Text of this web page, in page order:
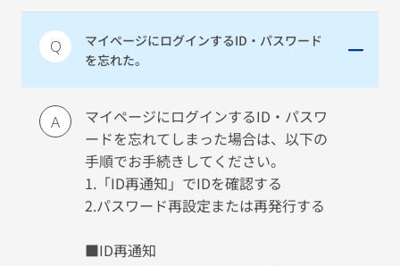
Q
マイページにログインするID・パスワード
を忘れた。
A
マイページにログインするID・パスワ
ードを忘れてしまった場合は、以下の
手順でお手続きしてください。
1.「ID再通知」でIDを確認する
2.パスワード再設定または再発行する
■ID再通知